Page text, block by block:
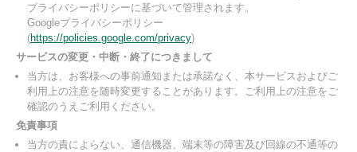
プライバシーポリシーに基づいて管理されます。
Googleプライバシーポリシー
(https://policies.google.com/privacy)
サービスの変更・中断・終了につきまして
当方は、お客様への事前通知または承諾なく、本サービスおよびご
利用上の注意を随時変更することがあります。ご利用上の注意をご
確認のうえご利用ください。
免責事項
当方の責によらない、通信機器、端末等の障害及び回線の不通等の